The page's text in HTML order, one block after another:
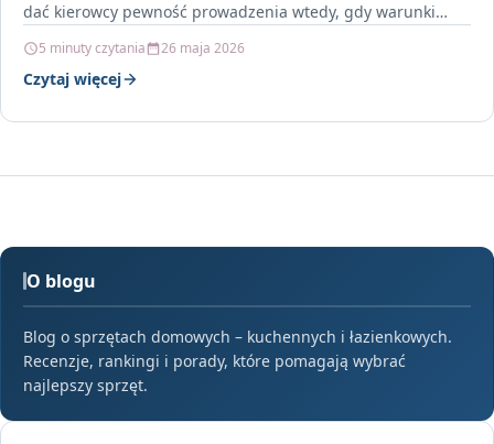
dać kierowcy pewność prowadzenia wtedy, gdy warunki
5 minuty czytania 26 maja 2026
Czytaj więcej
O blogu
Blog o sprzętach domowych – kuchennych i łazienkowych.
Recenzje, rankingi i porady, które pomagają wybrać
najlepszy sprzęt.